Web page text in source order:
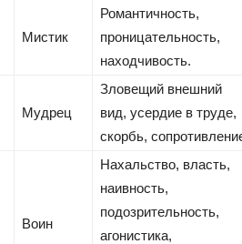
Мистик
Романтичность,
проницательность,
находчивость.
Мудрец
Зловещий внешний
вид, усердие в труде,
скорбь,
Воин
Нахальство, власть,
наивность,
подозрительность,
агонистика,